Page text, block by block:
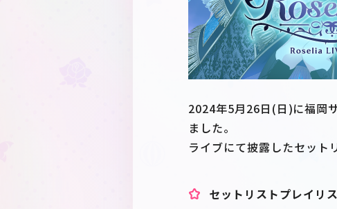
2024年5月26日(日)に福岡
ました。
ライブにて披露したセット
セットリストプレイリ